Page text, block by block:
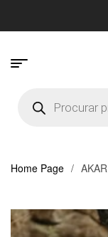
Home Page / AKAR